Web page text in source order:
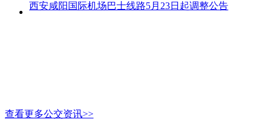
西安咸阳国际机场巴士线路5月23日起调整公告
查看更多公交资讯>>